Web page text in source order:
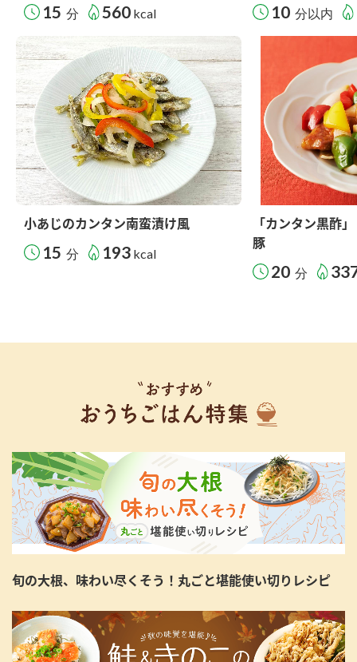
15 分 560 kcal 10 分以内
小あじのカンタン南蛮漬け風
15 分 193 kcal
「カンタン黒酢
豚
20 分
旬の大根、味わい尽くそう！丸ごと堪能使い切りレシピ